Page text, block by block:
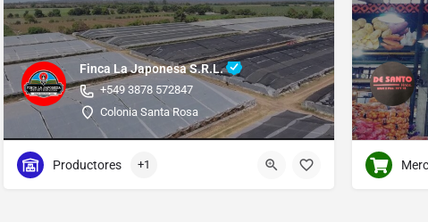
Finca La Japonesa S.R.L.
+549 3878 572847
Colonia Santa Rosa
Productores +1